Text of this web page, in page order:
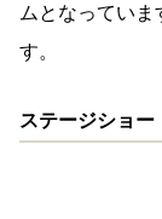
ムとなっていま
す。
ステージショー